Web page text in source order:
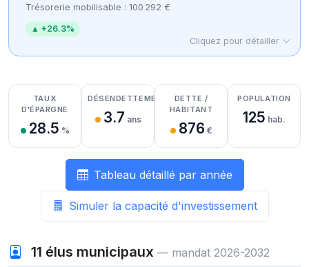
Trésorerie mobilisable : 100 292 €
▲ +26.3%
Cliquez pour détailler
Détail des recettes
Détail des dépenses
Détail de la trésorerie
TAUX
D'ÉPARGNE
28.5 %
DÉSENDETTEMENT
3.7 ans
DETTE /
HABITANT
876 €
POPULATION
125 hab.
Tableau détaillé par année
Simuler la capacité d'investissement
11 élus municipaux — mandat 2026-2032